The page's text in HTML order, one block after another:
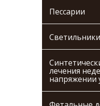
Пессарии
Светильники
лечения